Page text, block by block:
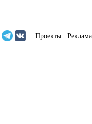
Проекты Реклама